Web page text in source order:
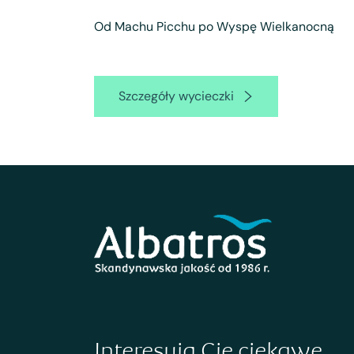
Od Machu Picchu po Wyspę Wielkanocną
Szczegóły wycieczki